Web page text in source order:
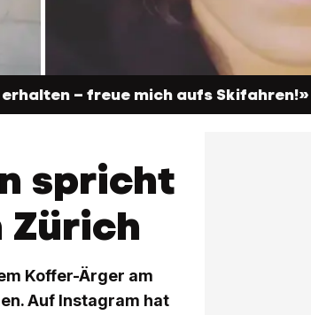
– freue mich aufs Skifahren!»
spricht
Koffer-Ärger am
Auf Instagram hat